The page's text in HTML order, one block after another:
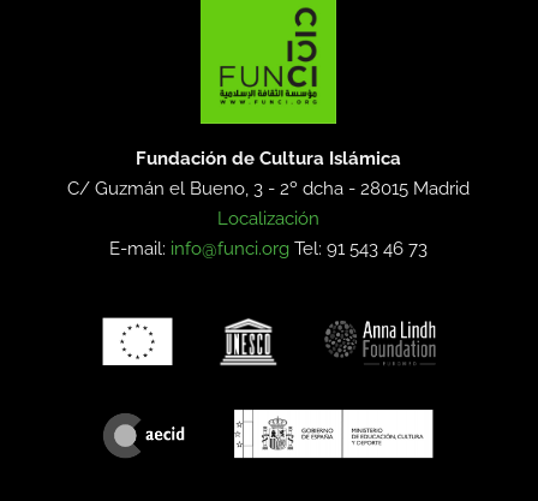
Fundación de Cultura Islámica
C/ Guzmán el Bueno, 3 - 2º dcha -28015 Madrid
Localización
E-mail: info@funci.org Tel: 91 543 46 73